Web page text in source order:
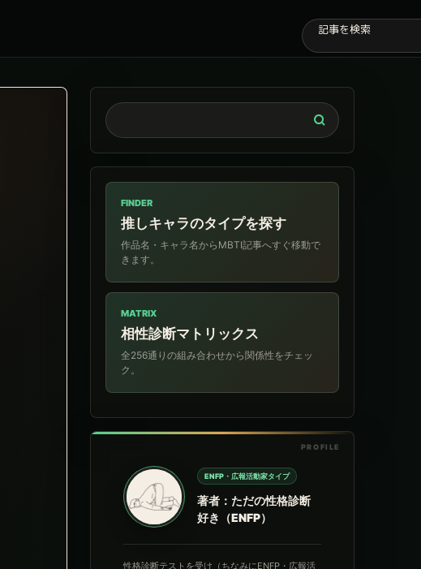
FINDER
推しキャラのタイプを探す
作品名・キャラ名からMBTI記事へすぐ移動で
きます。
MATRIX
相性診断マトリックス
全256通りの組み合わせから関係性をチェッ
ク。
ENFP・広報活動家タイプ
著者：ただの性格診断
好き（ENFP）
性格診断テストを受け（ちなみにENFP・広報活